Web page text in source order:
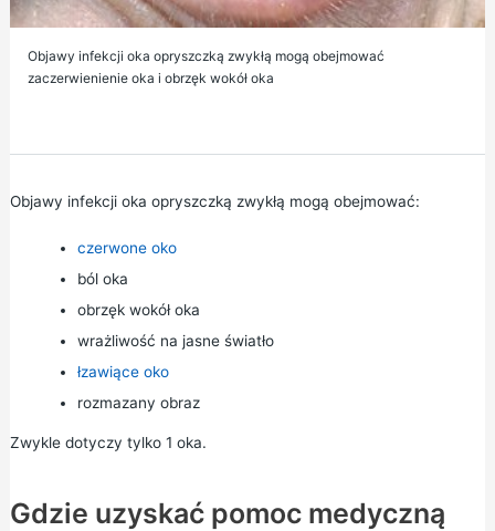
Objawy infekcji oka opryszczką zwykłą mogą obejmować
zaczerwienienie oka i obrzęk wokół oka
Objawy infekcji oka opryszczką zwykłą mogą obejmować:
czerwone oko
ból oka
obrzęk wokół oka
wrażliwość na jasne światło
łzawiące oko
rozmazany obraz
Zwykle dotyczy tylko 1 oka.
Gdzie uzyskać pomoc medyczną